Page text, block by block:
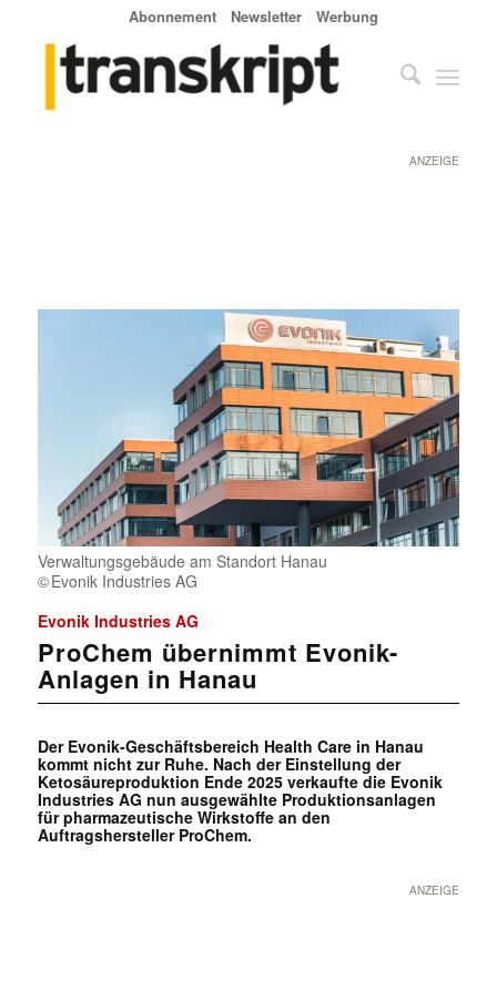
Abonnement Newsletter Werbung
ANZEIGE
Verwaltungsgebäude am Standort Hanau
Evonik Industries AG
Evonik Industries AG
ProChem übernimmt Evonik-
Anlagen in Hanau
Der Evonik-Geschäftsbereich Health Care in Hanau
kommt nicht zur Ruhe. Nach der Einstellung der
Ketosäureproduktion Ende 2025 verkaufte die Evonik
Industries AG nun ausgewählte Produktionsanlagen
für pharmazeutische Wirkstoffe an den
Auftragshersteller ProChem.
ANZEIGE